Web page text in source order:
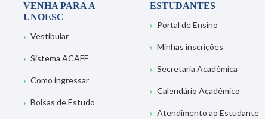
VENHA PARA A
UNOESC
Vestibular
Sistema ACAFE
Como ingressar
Bolsas de Estudo
ESTUDANTES
Portal de Ensino
Minhas inscrições
Secretaria Acadêmica
Calendário Acadêmico
Atendimento ao Estudante